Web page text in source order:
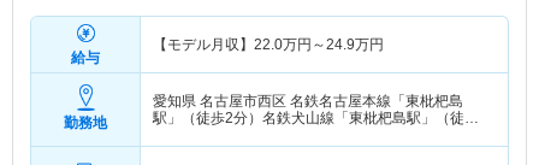
給与
【モデル月収】 22.0万円～24.9万円
勤務地
愛知県 名古屋市西区 名鉄名古屋本線「東枇杷島
駅」（徒歩2分）名鉄犬山線「東枇杷島駅」（徒歩2